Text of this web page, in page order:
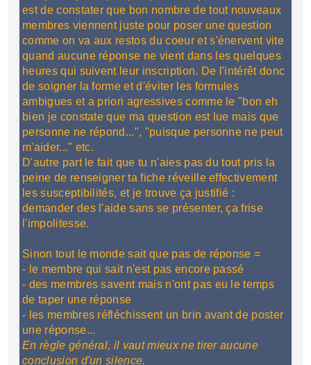
est de constater que bon nombre de tout nouveaux
membres viennent juste pour poser une question
comme on va aux restos du coeur et s'énervent vite
quand aucune réponse ne vient dans les quelques
heures qui suivent leur inscription. De l'intérêt donc
de soigner la forme et d'éviter les formules
ambigues et a priori agressives comme le "bon eh
bien je constate que ma question est lue mais que
personne ne répond...", "puisque personne ne peut
m'aider..." etc.
D'autre part le fait que tu n'aies pas du tout pris la
peine de renseigner ta fiche réveille effectivement
les susceptibilités, et je trouve ça justifié :
demander des l'aide sans se présenter, ça frise
l'impolitesse.
Sinon tout le monde sait que pas de réponse =
- le membre qui sait n'est pas encore passé
- des membres savent mais n'ont pas eu le temps
de taper une réponse
- les membres réfléchissent un brin avant de poster
une réponse...
En règle général, il vaut mieux ne tirer aucune
conclusion d'un silence.